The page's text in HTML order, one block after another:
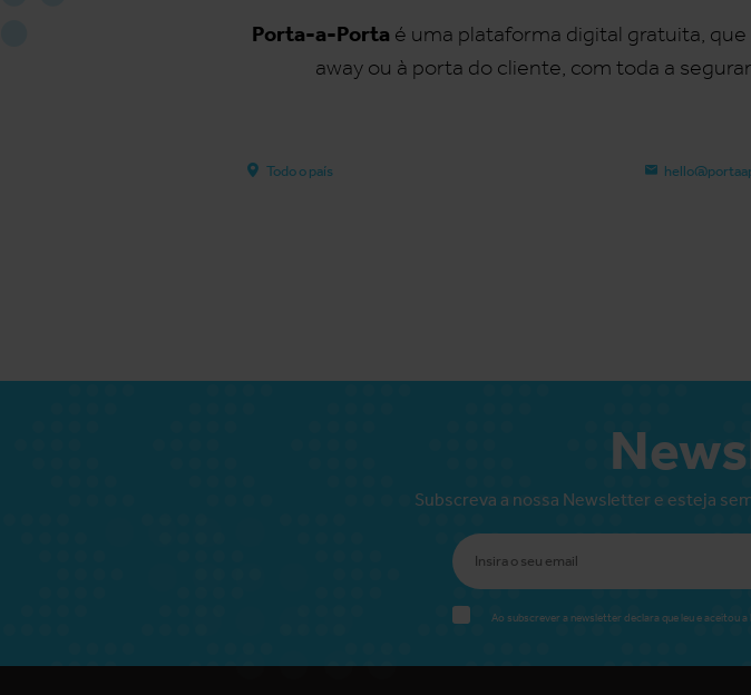
Porta-a-Porta é uma plataforma digital gratuita,
away ou à porta do cliente, com toda a
Todo o país
Subscreva a nossa Newsletter e esteja
Ao subscrever a newsletter declara que leu e aceitou a